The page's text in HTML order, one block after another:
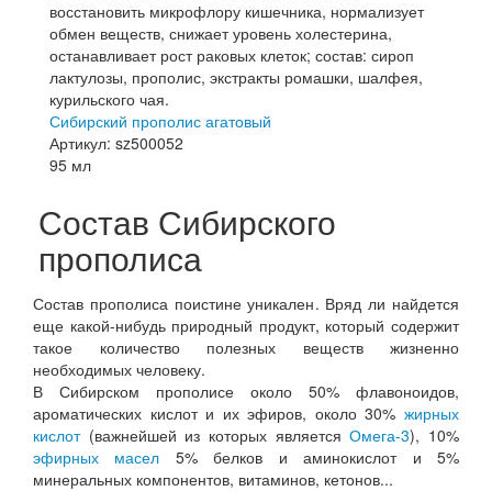
Сибирский прополис агатовый
Артикул: sz500052
95 мл
Состав Сибирского
прополиса
Состав прополиса поистине уникален. Вряд ли найдется
еще какой-нибудь природный продукт, который содержит
такое количество полезных веществ жизненно
необходимых человеку.
В Сибирском прополисе около 50% флавоноидов,
ароматических кислот и их эфиров, около 30% жирных
кислот(важнейшей из которых являетсяОмега-3), 10%
эфирных масел 5% белков и аминокислот и 5%
минеральных компонентов, витаминов, кетонов...